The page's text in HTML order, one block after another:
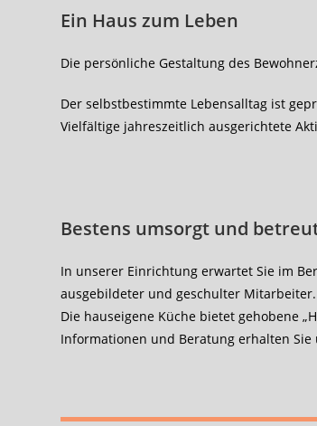
Ein Haus zum Leben
Die persönliche Gestaltung des
Der selbstbestimmte Lebensalltag ist
Vielfältige jahreszeitlich ausgerichtete
Bestens umsorgt und
In unserer Einrichtung erwartet Sie im
ausgebildeter und geschulter Mitarbeiter.
Die hauseigene Küche bietet gehobene
Informationen und Beratung erhalten